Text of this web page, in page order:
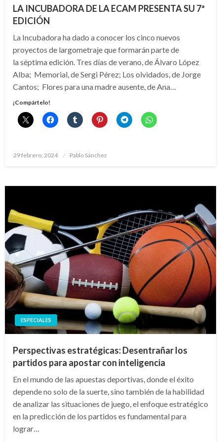
LA INCUBADORA DE LA ECAM PRESENTA SU 7ª
EDICIÓN
La Incubadora ha dado a conocer los cinco nuevos
proyectos de largometraje que formarán parte de
la séptima edición. Tres días de verano, de Álvaro López
Alba; Memorial, de Sergi Pérez; Los olvidados, de Jorge
Cantos; Flores para una madre ausente, de Ana…
¡Compártelo!
Publicado
29 febrero, 2024 Pablo Sánchez
ESPECIALES
Perspectivas estratégicas: Desentrañar los
partidos para apostar con inteligencia
En el mundo de las apuestas deportivas, donde el éxito
depende no solo de la suerte, sino también de la habilidad
de analizar las situaciones de juego, el enfoque estratégico
en la predicción de los partidos es fundamental para
lograr…